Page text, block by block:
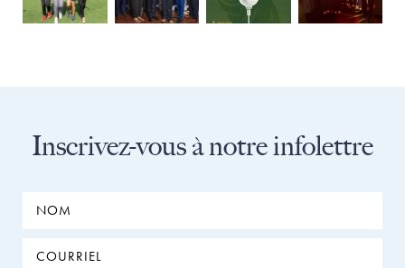
Inscrivez-vous à notre infolettre